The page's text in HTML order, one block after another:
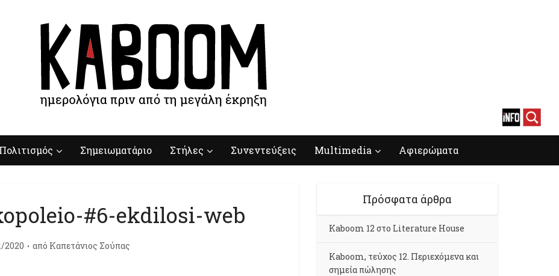
Πολιτισμός Σημειωματάριο Στήλες Συνεντεύξεις Multimedia Αφιερώματα
#6-ekdilosi-web
2020 από Καπετάνιος Σούπας
Πρόσφατα άρθρα
Kaboom 12 στο Literature House
Kaboom, τεύχος 12. Περιεχόμενα και
σημεία πώλησης